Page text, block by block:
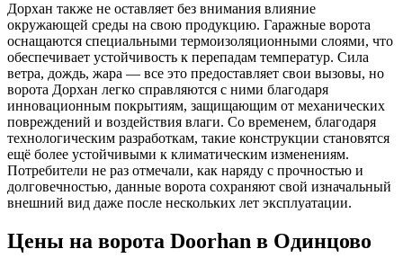
Дорхан также не оставляет без внимания влияние
окружающей среды на свою продукцию. Гаражные ворота
оснащаются специальными термоизоляционными слоями, что
обеспечивает устойчивость к перепадам температур. Сила
ветра, дождь, жара — все это предоставляет свои вызовы, но
ворота Дорхан легко справляются с ними благодаря
инновационным покрытиям, защищающим от механических
повреждений и воздействия влаги. Со временем, благодаря
технологическим разработкам, такие конструкции становятся
ещё более устойчивыми к климатическим изменениям.
Потребители не раз отмечали, как наряду с прочностью и
долговечностью, данные ворота сохраняют свой изначальный
внешний вид даже после нескольких лет эксплуатации.
Цены на ворота Doorhan в Одинцово